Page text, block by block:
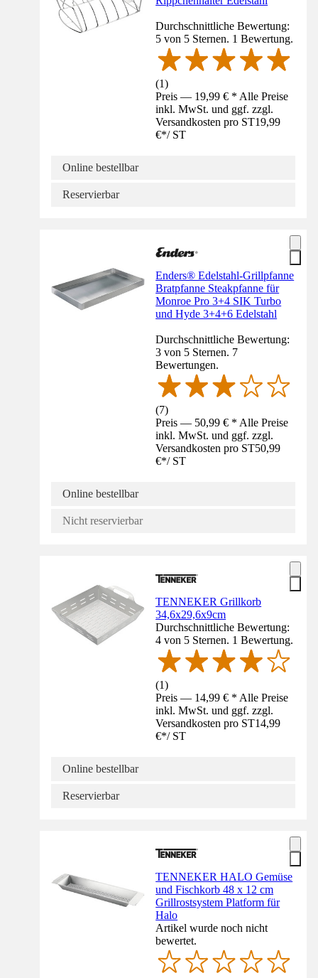
Durchschnittliche Bewertung:
5 von 5 Sternen. 1 Bewertung.
(1)
Preis — 19,99 € * Alle Preise
inkl. MwSt. und ggf. zzgl.
Versandkosten pro ST19,99
€*/ ST
Online bestellbar
Reservierbar
Enders® Edelstahl-Grillpfanne
Bratpfanne Steakpfanne für
Monroe Pro 3+4 SIK Turbo
und Hyde 3+4+6 Edelstahl
Durchschnittliche Bewertung:
3 von 5 Sternen. 7
Bewertungen.
(7)
Preis — 50,99 € * Alle Preise
inkl. MwSt. und ggf. zzgl.
Versandkosten pro ST50,99
€*/ ST
Online bestellbar
Nicht reservierbar
TENNEKER Grillkorb
34,6x29,6x9cm
Durchschnittliche Bewertung:
4 von 5 Sternen. 1 Bewertung.
(1)
Preis — 14,99 € * Alle Preise
inkl. MwSt. und ggf. zzgl.
Versandkosten pro ST14,99
€*/ ST
Online bestellbar
Reservierbar
TENNEKER HALO Gemüse
und Fischkorb 48 x 12 cm
Grillrostsystem Platform für
Halo
Artikel wurde noch nicht
bewertet.